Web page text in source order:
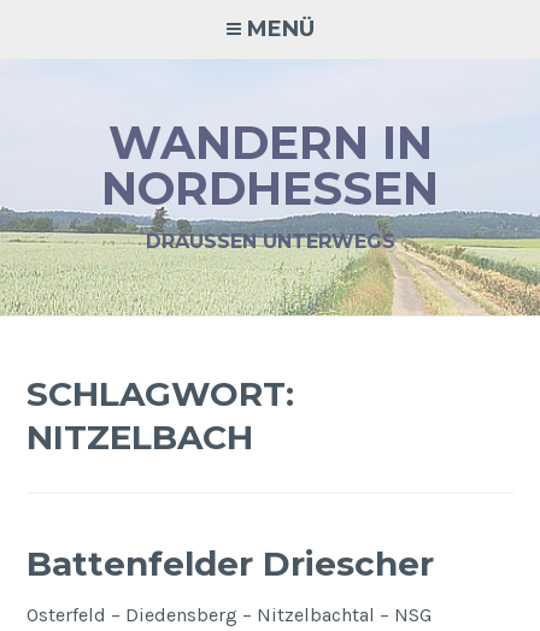
MENÜ
WANDERN IN
NORDHESSEN
DRAUSSEN UNTERWEGS
SCHLAGWORT:
NITZELBACH
Battenfelder Driescher
Osterfeld – Diedensberg – Nitzelbachtal – NSG